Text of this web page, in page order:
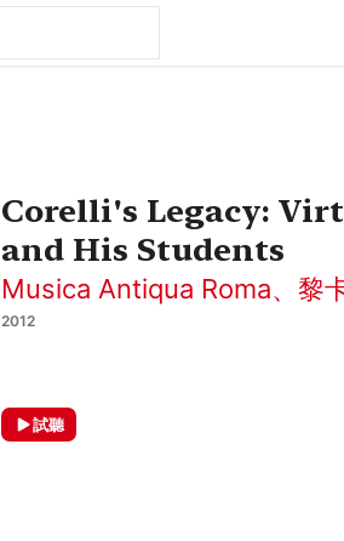
Corelli's Legacy:
and His Students
Musica Antiqua Roma、 黎
2012
試聽